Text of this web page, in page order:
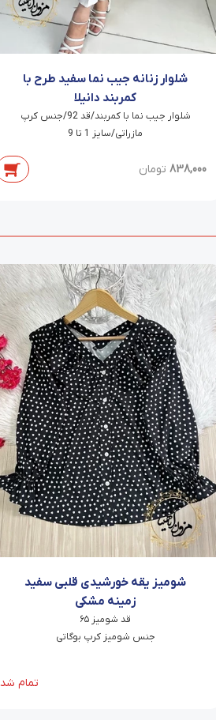
شلوار زنانه جیب نما سفید طرح با
کمربند دانیلا
شلوار جیب نما با کمربند/قد 92/جنس کرپ
مازراتی/سایز 1 تا 9
838,000 تومان
شومیز یقه خورشیدی قلبی سفید
زمینه مشکی
قد شومیز ۶۵
جنس شومیز کرپ بوگاتی
تمام شد